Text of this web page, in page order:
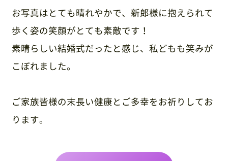
お写真はとても晴れやかで、新郎様に抱えられて
歩く姿の笑顔がとても素敵です！
素晴らしい結婚式だったと感じ、私どもも笑みが
こぼれました。
ご家族皆様の末長い健康とご多幸をお祈りしてお
ります。